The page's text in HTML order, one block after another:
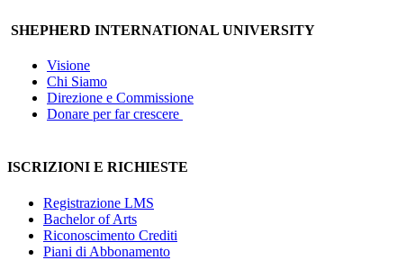
SHEPHERD INTERNATIONAL UNIVERSITY
Visione
Chi Siamo
Direzione e Commissione
Donare per far crescere
ISCRIZIONI E RICHIESTE
Registrazione LMS
Bachelor of Arts
Riconoscimento Crediti
Piani di Abbonamento